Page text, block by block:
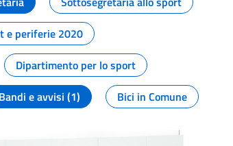
e periferie 2020
Dipartimento per lo sport
Bandi e avvisi (1) Bici in Comune